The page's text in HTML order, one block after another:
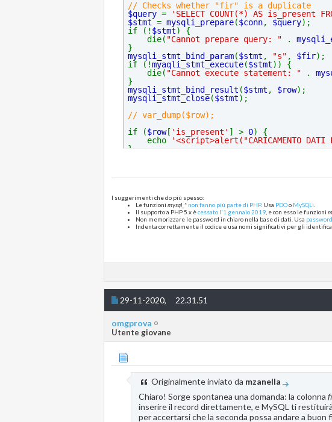
// Checks whether "fir" is a duplicate
$query = 'SELECT COUNT(*) AS is_present
$stmt = mysqli_prepare($conn, $query);
if (! $stmt) {
    die(
"Cannot prepare query: " .
}
mysqli_stmt_bind_param($stmt , "s" , $fir);
if (!myaqli_stmt_execute($stmt)) {
    die(
"Cannot execute statement: " .
}
mysqli_stmt_bind_result ($stmt , $row);
mysqli_stmt_close($stmt);
// var_dump($row);
if ($row[ 'is_present' ] > 0) {
    echo
'<script>alert("CARICAMENTO
}
    }
mysqli_stmt_bind_param($stmt, "ssss"
    if (!
myaqli_stmt_execute($stmt)) {
        die(
"Cannot execute statement: "
I suggerimenti che do più spesso:
Le funzioni mysql_* non fanno più parte di PHP. Usa PDOo MySQLi
Il supporto a PHP 5.x ècessato l'1 gennaio 2019 , e con esso le funzioni
Non memorizzare le password in chiaro nella base di dati. Usa
Indenta correttamente il codice e usa nomi significativi per gli
29-11-2020, 22.31.51
omgprova
Utente giovane
Originalmente inviato da mzanella
Chiaro! Sorge spontanea una domanda: la colonna
inserire il record direttamente, e MySQL ti
per accertarsi che la seconda possa andare a buon